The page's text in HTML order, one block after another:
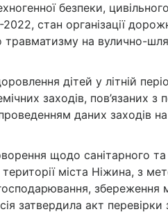
безпеки,
стан організації
на вулично-
дітей у літній
заходів, пов’язаних з
даних заходів
щодо санітарного
міста Ніжина, з
збереження
затвердила акт